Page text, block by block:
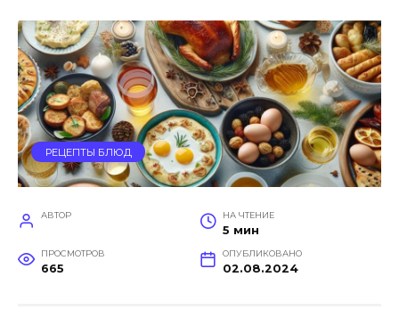
РЕЦЕПТЫ БЛЮД
АВТОР НА ЧТЕНИЕ
5 мин
ПРОСМОТРОВ
665
ОПУБЛИКОВАНО
02.08.2024